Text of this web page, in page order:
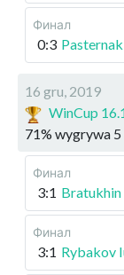
Финал
0:3
16 gru, 2019
WinCup
71% wygrywa 5
Финал
3:1
Финал
3:1 Rybakov